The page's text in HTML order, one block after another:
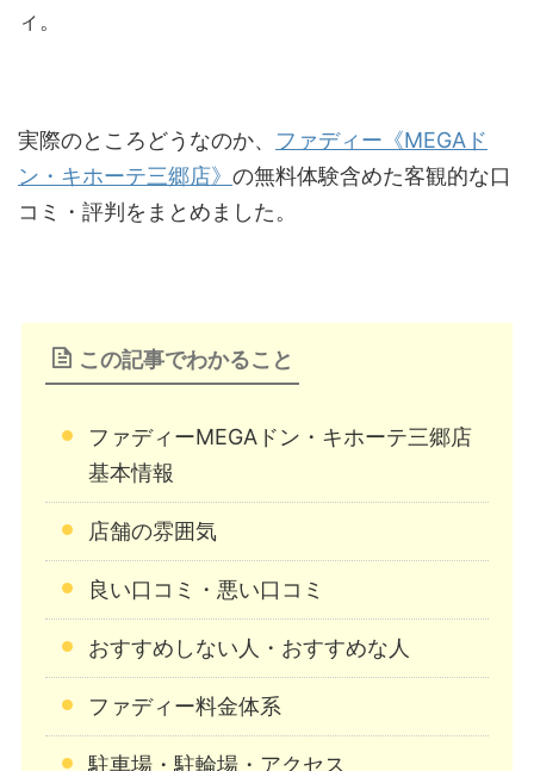
ィ。
実際のところどうなのか、 ファディー《MEGAド
ン・キホーテ三郷店》 の無料体験含めた客観的な口
コミ・評判をまとめました。
この記事でわかること
ファディーMEGAドン・キホーテ三郷店
基本情報
店舗の雰囲気
良い口コミ・悪い口コミ
おすすめしない人・おすすめな人
ファディー料金体系
駐車場・駐輪場・アクセス